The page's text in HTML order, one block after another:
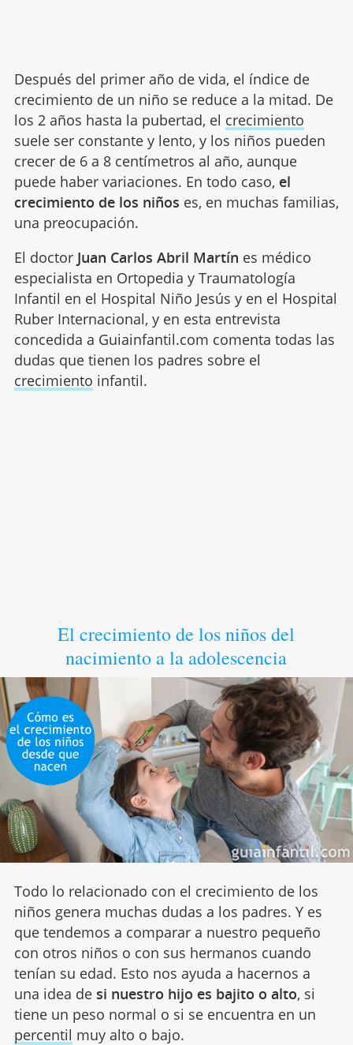
Después del primer año de vida, el índice de
crecimiento de un niño se reduce a la mitad. De
los 2 años hasta la pubertad, el crecimiento
suele ser constante y lento, y los niños pueden
crecer de 6 a 8 centímetros al año, aunque
puede haber variaciones. En todo caso, el
crecimiento de los niños es, en muchas familias,
una preocupación.
El doctor Juan Carlos Abril Martín es médico
especialista en Ortopedia y Traumatología
Infantil en el Hospital Niño Jesús y en el Hospital
Ruber Internacional, y en esta entrevista
concedida a Guiainfantil.com comenta todas las
dudas que tienen los padres sobre el
crecimiento infantil.
El crecimiento de los niños del
nacimiento a la adolescencia
Todo lo relacionado con el crecimiento de los
niños genera muchas dudas a los padres. Y es
que tendemos a comparar a nuestro pequeño
con otros niños o con sus hermanos cuando
tenían su edad. Esto nos ayuda a hacernos a
una idea de si nuestro hijo es bajito o alto, si
tiene un peso normal o si se encuentra en un
percentil muy alto o bajo.